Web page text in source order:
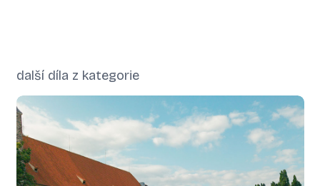
další díla z kategorie